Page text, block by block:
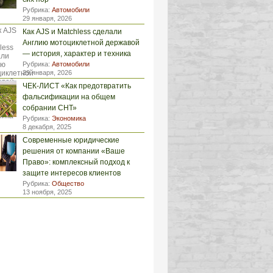
Рубрика: Автомобили
29 января, 2026
Как AJS и Matchless сделали
Англию мотоциклетной державой
— история, характер и техника
Рубрика: Автомобили
29 января, 2026
ЧЕК-ЛИСТ «Как предотвратить
фальсификации на общем
собрании СНТ»
Рубрика: Экономика
8 декабря, 2025
Современные юридические
решения от компании «Ваше
Право»: комплексный подход к
защите интересов клиентов
Рубрика: Общество
13 ноября, 2025